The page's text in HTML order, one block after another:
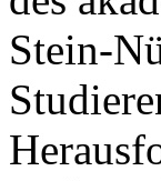
Stein-